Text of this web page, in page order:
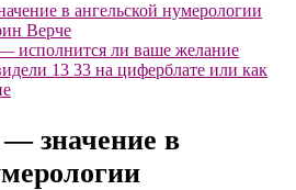
в ангельской нумерологии
Верче
исполнится ли ваше желание
13 33 на циферблате или как
― значение в